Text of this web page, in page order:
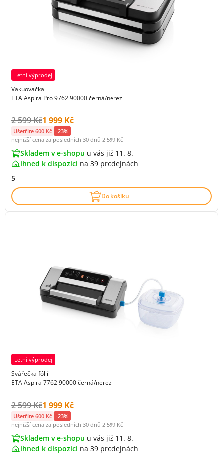
Letní výprodej
Vakuovačka
ETA Aspira Pro 9762 90000 černá/nerez
Původní cena s DPH:
2 599 KčCena s DPH:
1 999 Kč
Ušetříte 600 Kč -23%
nejnižší cena za posledních 30 dnů 2 599 Kč
Skladem v e-shopu u vás již 11. 8.
ihned k dispozici na 39 prodejnách
5
Do košíku
Letní výprodej
Svářečka fólií
ETA Aspira 7762 90000 černá/nerez
Původní cena s DPH:
2 599 KčCena s DPH:
1 999 Kč
Ušetříte 600 Kč -23%
nejnižší cena za posledních 30 dnů 2 599 Kč
Skladem v e-shopu u vás již 11. 8.
ihned k dispozici na 39 prodejnách